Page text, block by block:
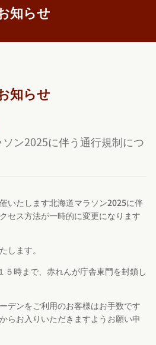
知らせ
知らせ
ン2025に伴う通行規制につ
いたします北海道マラソン2025に伴
セス方法が一時的に変更になります
します。
５時まで、赤れんが庁舎東門を封鎖し
デンをご利用のお客様はお手数です
らお入りいただきますようお願い申